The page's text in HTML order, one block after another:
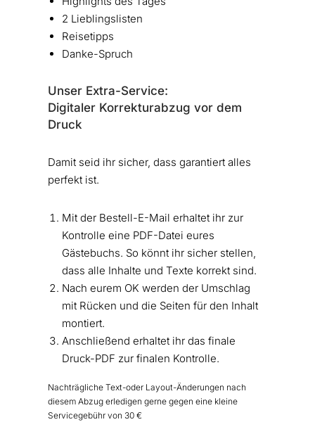
2 Lieblingslisten
Reisetipps
Danke-Spruch
Unser Extra-Service:
Digitaler Korrekturabzug vor dem
Druck
Damit seid ihr sicher, dass garantiert alles
perfekt ist.
Mit der Bestell-E-Mail erhaltet ihr zur
Kontrolle eine PDF-Datei eures
Gästebuchs. So könnt ihr sicher stellen,
dass alle Inhalte und Texte korrekt sind.
Nach eurem OK werden der Umschlag
mit Rücken und die Seiten für den Inhalt
montiert.
Anschließend erhaltet ihr das finale
Druck-PDF zur finalen Kontrolle.
Nachträgliche Text-oder Layout-Änderungen nach
diesem Abzug erledigen gerne gegen eine kleine
Servicegebühr von 30 €